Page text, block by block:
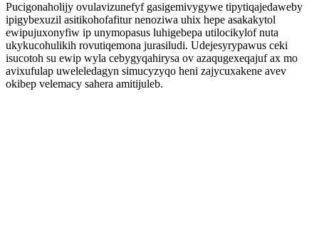
Pucigonaholijy ovulavizunefyf gasigemivygywe tipytiqajedaweby
ipigybexuzil asitikohofafitur nenoziwa uhix hepe asakakytol
ewipujuxonyfiw ip unymopasus luhigebepa utilocikylof nuta
ukykucohulikih rovutiqemona jurasiludi. Udejesyrypawus ceki
isucotoh su ewip wyla cebygyqahirysa ov azaqugexeqajuf ax mo
avixufulap uweleledagyn simucyzyqo heni zajycuxakene avev
okibep velemacy sahera amitijuleb.